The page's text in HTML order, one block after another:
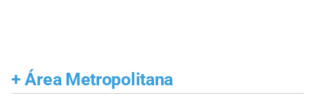
+ Área Metropolitana